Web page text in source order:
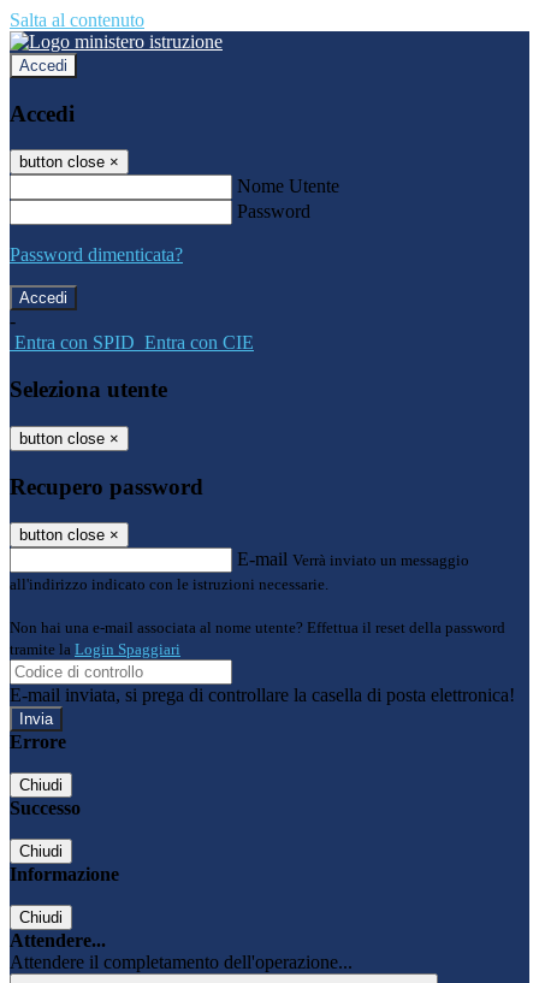
Salta al contenuto
Accedi
Accedi
button close ×
Nome Utente
Password
Password dimenticata?
-
Entra con SPID Entra con CIE
Seleziona utente
button close ×
Recupero password
button close ×
E-mail Verrà inviato un messaggio
all'indirizzo indicato con le istruzioni necessarie.
Non hai una e-mail associata al nome utente? Effettua il reset della password
tramite la Login Spaggiari
E-mail inviata, si prega di controllare la casella di posta elettronica!
Errore
Chiudi
Successo
Chiudi
Informazione
Chiudi
Attendere...
Attendere il completamento dell'operazione...